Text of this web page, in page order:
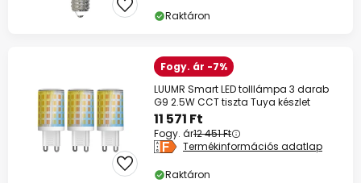
Raktáron
Fogy. ár -7%
LUUMR Smart LED tolllámpa 3 darab
G9 2.5W CCT tiszta Tuya készlet
11 571 Ft
Fogy. ár12 451 Ft
Termékinformációs adatlap
Raktáron